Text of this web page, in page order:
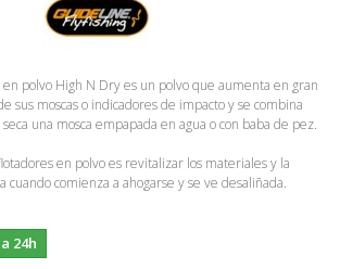
polvo High N Dry es un polvo que aumenta en gran
sus moscas o indicadores de impacto y se combina
una mosca empapada en agua o con baba de pez.
en polvo es revitalizar los materiales y la
cuando comienza a ahogarse y se ve desaliñada.
24h